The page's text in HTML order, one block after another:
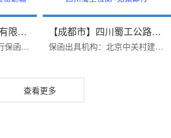
【天津市】中交智运有限公司/货物...
保函出具机构：富民银行保函受益人：中交智运有限公司保函类型：货物运输类银行履保函办理时效：三个工作日办理优势：1.富民银行价格便宜2.异地项目远程办理保函金额：9224...
【成都市】四川蜀工公路工程试验...
保函出具机构：北京中关村建行保函受益人：四川蜀工公路工程试验检测有限公司办理时效：三个工作日办理优势：1.保函见索即付格式，免反担保措施2.保函有效期4年，期限长，价...
查看更多